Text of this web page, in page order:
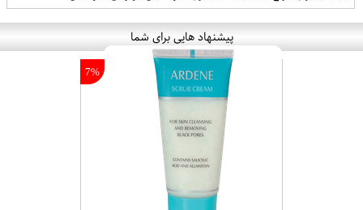
23/10507
صادر کننده مجوز
سایر توضیحات
مناسب برای انواع دستگاه کف شوی سر نشین‌دار و بی سرنشین
پیشنهاد هایی برای شما